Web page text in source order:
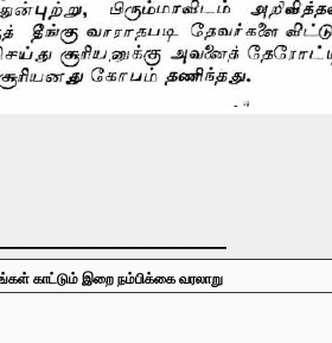
காட்டும் இறை நம்பிக்கை வரலாறு